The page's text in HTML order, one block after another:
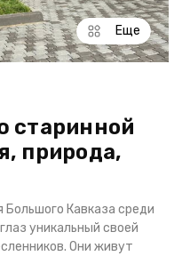
Еще
старинной
природа,
Большого Кавказа среди
уникальный своей
Они живут